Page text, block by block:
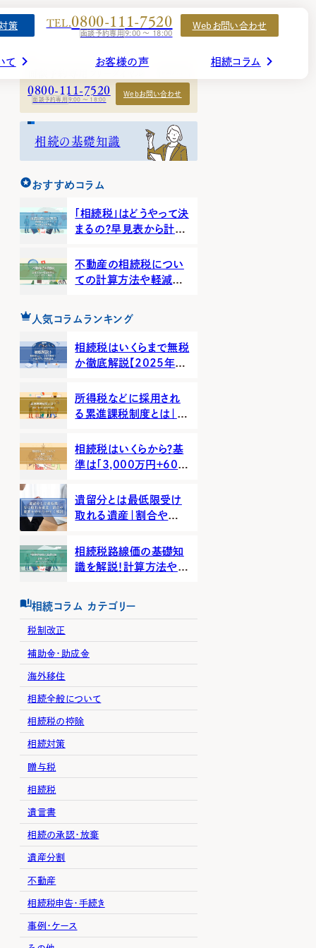
策 TEL.0800-111-7520
面談予約専用9:00 ～ 18:00
Webお問い合わせ
書面添付制度のご紹介
相談事例
事業承継コンサルティング
相続対策の基礎知識
税理士の方へ（IUダイレクト）
て
山口事務所
北九州事務所／
福岡事務所
佐賀事務所
熊本事務所
埼玉営業所（株式会社IUCG）
名古屋営業所（株式会社IUCG）
お客様の声 相続コラム
コラム一覧を見る
金・助成金
海外移住
相続対策
遺言書
・ケース
COLUMN
相続のことがよく分かるコラム
面談予約専用フリーダイヤル
0800-111-7520
面談予約専用 9:00 ～ 18:00
Webお問い合わせ
相続の基礎知識
おすすめコラム
「相続税」はどうやって決
まるの？早見表から計算
不動産の相続税につい
ての計算方法や軽減特
人気コラムランキング
相続税はいくらまで無税
か徹底解説【2025年】
所得税などに採用され
る累進課税制度とは｜税
説
相続税はいくらから？基
準は「3,000万円＋600
遺留分とは最低限受け
取れる遺産｜割合や範
相続税路線価の基礎知
識を解説！計算方法や調
相続コラム カテゴリー
税制改正
補助金・助成金
海外移住
相続全般について
相続税の控除
相続対策
贈与税
相続税
遺言書
相続の承認・放棄
遺産分割
不動産
相続税申告・手続き
事例・ケース